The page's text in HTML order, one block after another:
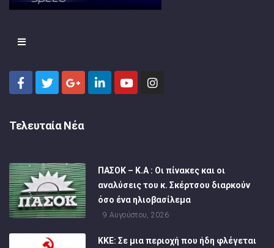
Τελευταία Νέα
ΠΑΣΟΚ – Κ.Α : Οι πίνακες και οι
αναλύσεις του κ. Σκέρτσου διαρκούν
όσο ένα ηλιοβασίλεμα
9 Αυγούστου, 2026
ΚΚΕ: Σε μια περιοχή που ήδη φλέγεται